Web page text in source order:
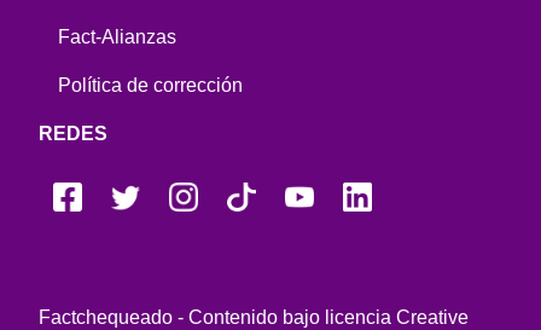
Fact-Alianzas
Política de corrección
REDES
Factchequeado - Contenido bajo licencia Creative